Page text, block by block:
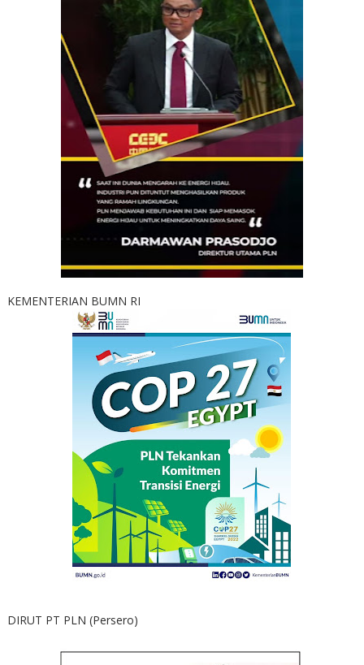
KEMENTERIAN BUMN RI
DIRUT PT PLN (Persero)